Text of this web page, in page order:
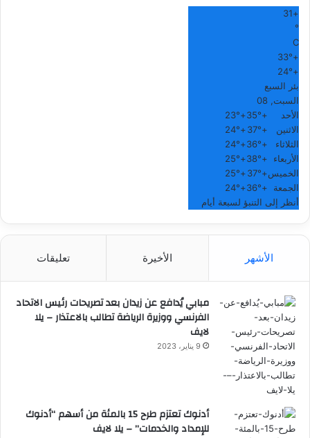
+
31
°
C
+
33°
+
24°
بئر السبع
السبت, 08
الأحد
+
35°
+
23°
الاثنين
+
37°
+
24°
الثلاثاء
+
36°
+
24°
الأربعاء
+
38°
+
25°
الخميس+
37°
+
25°
الجمعة
+
36°
+
24°
أنظر إلى التنبؤ لسبعة أيام
الأشهر الأخيرة تعليقات
مبابي يُدافع عن زيدان بعد تصريحات رئيس الاتحاد
الفرنسي ووزيرة الرياضة تطالب بالاعتذار – يلا
لايف
9 يناير، 2023
أدنوك تعتزم طرح 15 بالمئة من أسهم “أدنوك
للإمداد والخدمات” – يلا لايف